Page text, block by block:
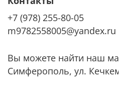
+7 (978) 255-80-05
m9782558005@yandex.ru
Вы можете найти наш
Симферополь, ул.